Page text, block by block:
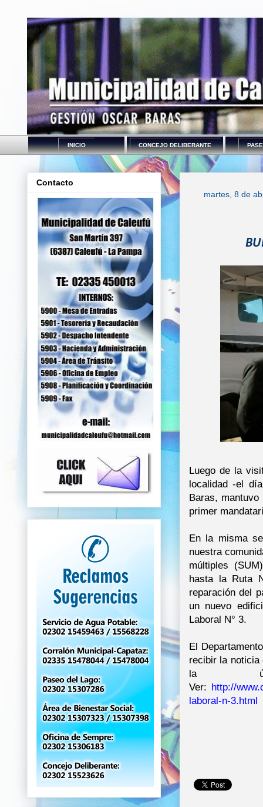
INICIO CONCEJO DELIBERANTE
martes, 8 de
Luego de la
localidad -el
Baras,
primer
En la misma
nuestra
múltiples
hasta la Ruta
reparación del
un nuevo
Laboral N° 3.
El
recibir la noticia
la
Ver: http://
laboral-n-3.html
Contacto